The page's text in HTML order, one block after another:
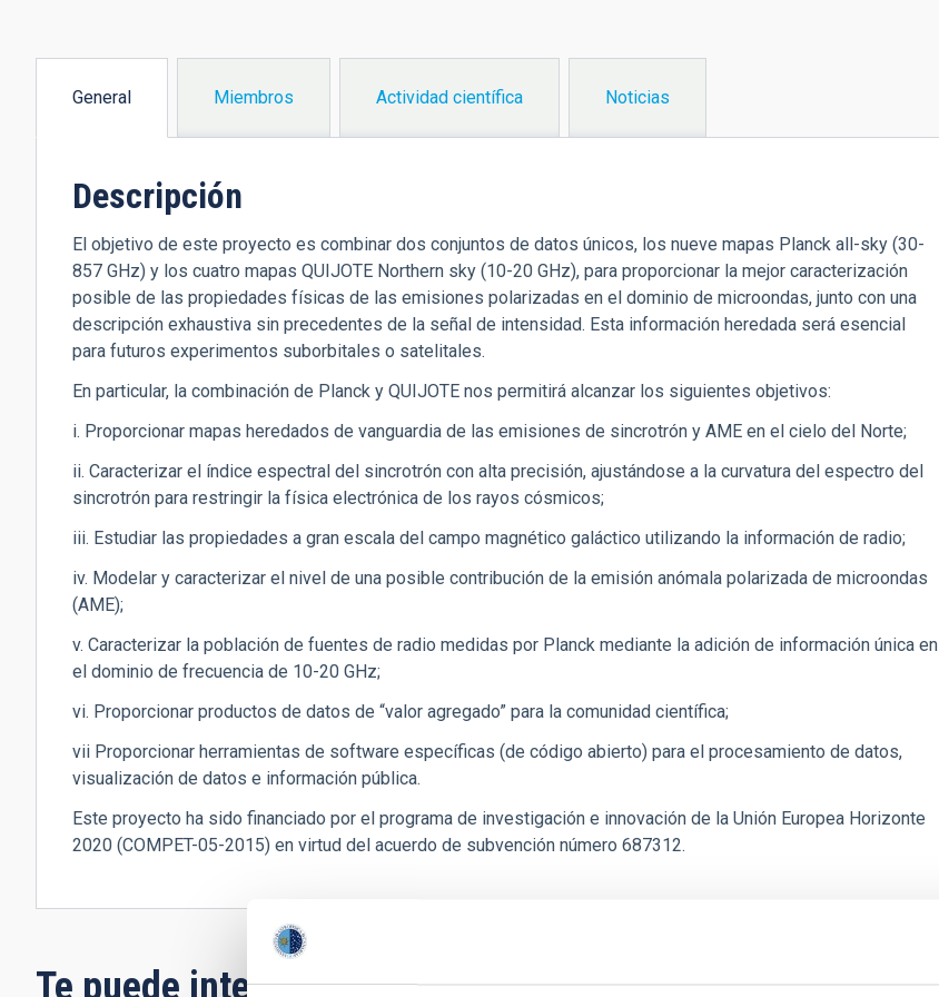
General
Miembros Actividad científica Noticias
Descripción
El objetivo de este proyecto es combinar dos conjuntos de datos únicos, los nueve mapas Planck all-sky (30-
857 GHz) y los cuatro mapas QUIJOTE Northern sky (10-20 GHz), para proporcionar la mejor caracterización
posible de las propiedades físicas de las emisiones polarizadas en el dominio de microondas, junto con una
descripción exhaustiva sin precedentes de la señal de intensidad. Esta información heredada será esencial
para futuros experimentos suborbitales o satelitales.
En particular, la combinación de Planck y QUIJOTE nos permitirá alcanzar los siguientes objetivos:
i. Proporcionar mapas heredados de vanguardia de las emisiones de sincrotrón y AME en el cielo del Norte;
ii. Caracterizar el índice espectral del sincrotrón con alta precisión, ajustándose a la curvatura del espectro del
sincrotrón para restringir la física electrónica de los rayos cósmicos;
iii. Estudiar las propiedades a gran escala del campo magnético galáctico utilizando la información de radio;
iv. Modelar y caracterizar el nivel de una posible contribución de la emisión anómala polarizada de microondas
(AME);
v. Caracterizar la población de fuentes de radio medidas por Planck mediante la adición de información única en
el dominio de frecuencia de 10-20 GHz;
vi. Proporcionar productos de datos de “valor agregado” para la comunidad científica;
vii Proporcionar herramientas de software específicas (de código abierto) para el procesamiento de datos,
visualización de datos e información pública.
Este proyecto ha sido financiado por el programa de investigación e innovación de la Unión Europea Horizonte
2020 (COMPET-05-2015) en virtud del acuerdo de subvención número 687312.
Te puede interesar